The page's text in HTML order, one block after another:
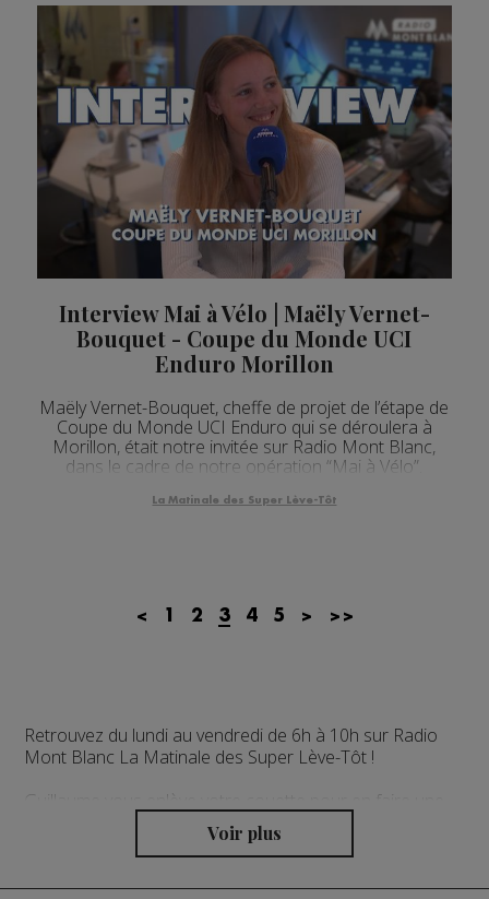
Interview Mai à Vélo | Maëly Vernet-
Bouquet - Coupe du Monde UCI
Enduro Morillon
Maëly Vernet-Bouquet, cheffe de projet de l’étape de
Coupe du Monde UCI Enduro qui se déroulera à
Morillon, était notre invitée sur Radio Mont Blanc,
dans le cadre de notre opération “Mai à Vélo”.
La Matinale des Super Lève-Tôt
< 1 2 3 4 5 > >>
Retrouvez du lundi au vendredi de 6h à 10h sur Radio
Mont Blanc La Matinale des Super Lève-Tôt !
Guillaume vous enlève votre couette pour en faire une
cape avec un seul objectif : vous emmener au travail de
bonne humeur ! Le local au sommet avec des invités
l'horoscope, l'agenda et pleins d'autres surprises à